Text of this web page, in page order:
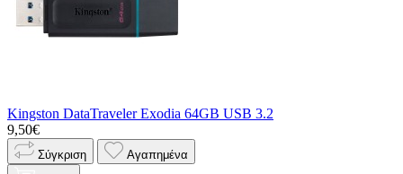
Kingston DataTraveler Exodia 64GB USB 3.2
9,50€
Σύγκριση Αγαπημένα